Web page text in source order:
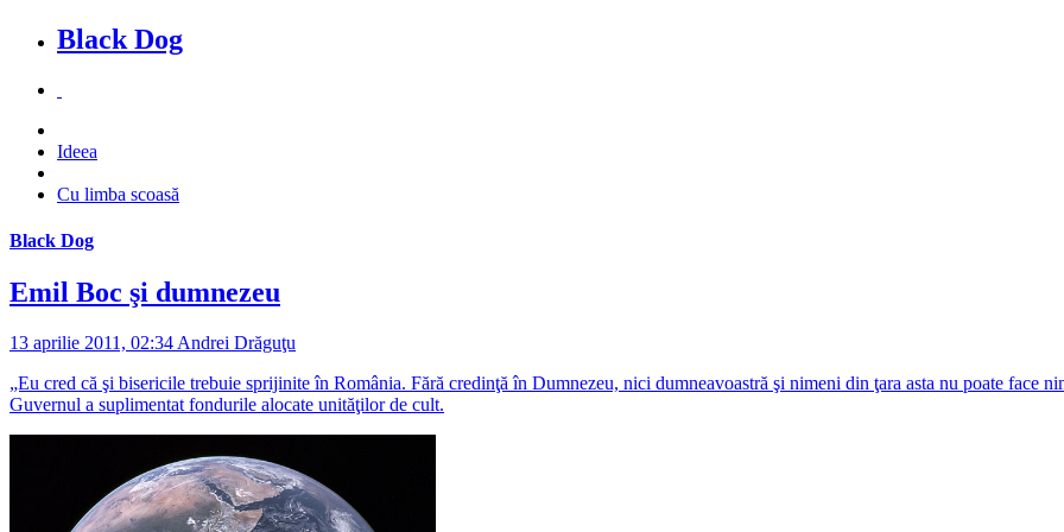
Black Dog
Ideea
Cu limba scoasă
Black Dog
Emil Boc şi dumnezeu
13 aprilie 2011, 02:34 Andrei Drăguţu
„Eu cred că şi bisericile trebuie sprijinite în România. Fără credinţă în Dumnezeu, nici dumneavoastră şi nimeni din ţara asta nu poate face
Guvernul a suplimentat fondurile alocate unităţilor de cult.